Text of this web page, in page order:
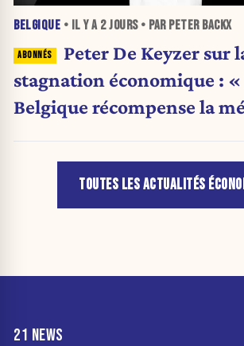
BELGIQUE • IL Y A 2 JOURS• PAR PETER BACKX
Peter De Keyzer sur
stagnation économique : «
Belgique récompense la
TOUTES LES ACTUALITÉS
21 NEWS